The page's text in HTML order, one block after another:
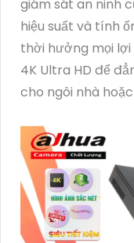
giám sát an ninh
hiệu suất và tính
thời hưởng mọi
4K Ultra HD để
cho ngôi nhà